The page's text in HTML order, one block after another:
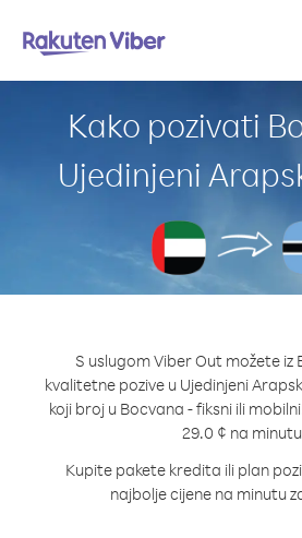
Kako pozivati
Ujedinjeni
S uslugom Viber Out možete
kvalitetne pozive u Ujedinjeni
koji broj u Bocvana - fiksni ili
29.0 ¢ na
Kupite pakete kredita ili plan
najbolje cijene na minutu